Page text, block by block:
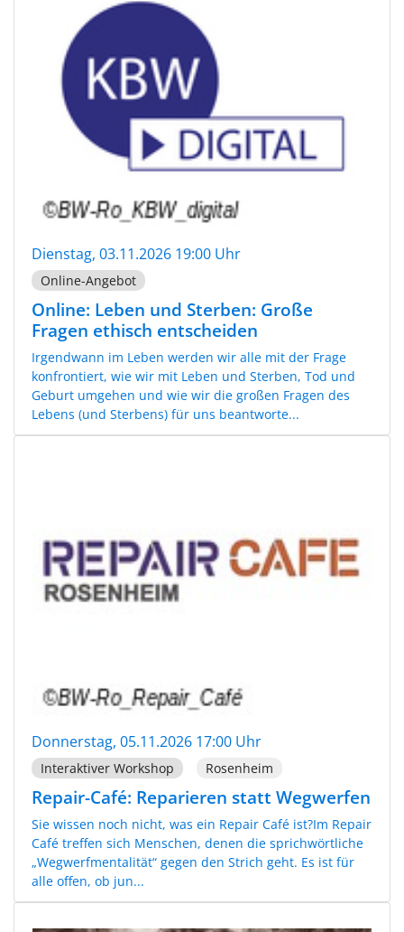
Dienstag, 03.11.2026 19:00 Uhr
Online-Angebot
Online: Leben und Sterben: Große
Fragen ethisch entscheiden
Irgendwann im Leben werden wir alle mit der Frage
konfrontiert, wie wir mit Leben und Sterben, Tod und
Geburt umgehen und wie wir die großen Fragen des
Lebens (und Sterbens) für uns beantworte...
Donnerstag, 05.11.2026 17:00 Uhr
Interaktiver Workshop Rosenheim
Repair-Café: Reparieren statt Wegwerfen
Sie wissen noch nicht, was ein Repair Café ist?Im Repair
Café treffen sich Menschen, denen die sprichwörtliche
„Wegwerfmentalität“ gegen den Strich geht. Es ist für
alle offen, ob jun...